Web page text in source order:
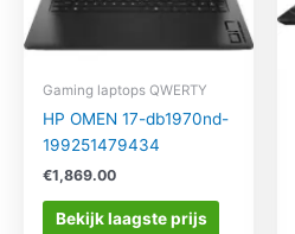
Gaming laptops QWERTY
HP OMEN 17-db1970nd-
199251479434
€1,869.00
Bekijk laagste prijs